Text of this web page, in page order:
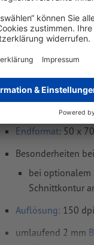
Datenformat (inkl.
Endformat: 50 x
Besonderheiten
bei optionalem
Schnittkontur
Auflösung: 150 dpi
umlaufend 2 mm